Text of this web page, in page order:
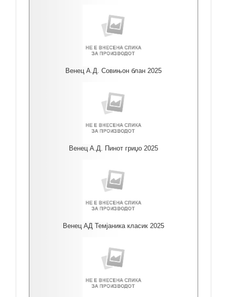
Венец А.Д. Совињон блан 2025
Венец А.Д. Пинот гриџо 2025
Венец АД Темјаника класик 2025